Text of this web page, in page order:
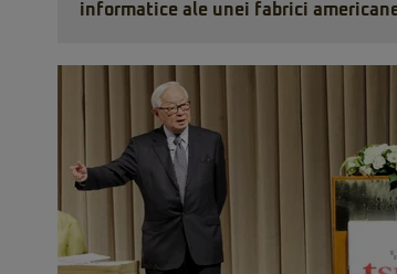
informatice ale unei fabrici